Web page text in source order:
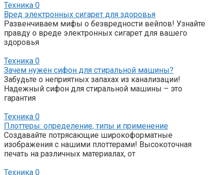
Техника 0
Вред электронных сигарет для здоровья
Развенчиваем мифы о безвредности вейпов! Узнайте
правду о вреде электронных сигарет для вашего
здоровья
Техника 0
Зачем нужен сифон для стиральной машины?
Забудьте о неприятных запахах из канализации!
Надежный сифон для стиральной машины – это
гарантия
Техника 0
Плоттеры: определение, типы и применение
Создавайте потрясающие широкоформатные
изображения с нашими плоттерами! Высокоточная
печать на различных материалах, от
Техника 0